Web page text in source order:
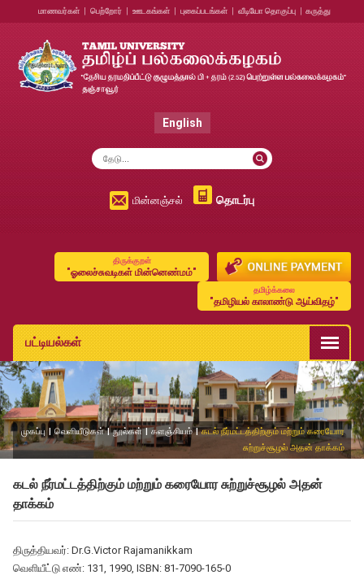
மாணவர்கள் பெற்றோர் ஊடகங்கள் புகைப்படங்கள் வீடியோ தொகுப்பு கருத்து
English
மின்னஞ்சல் தொடர்பு
திருக்குறள்
"ஓலைச்சுவடிகள் மின்னெண்மம்"
தமிழ்க்கலை
"தமிழியல் காலாண்டு ஆய்விதழ்"
பட்டியல்கள்
முகப்பு வெளியீடுகள் | நூல்கள் களஞ்சியம் |கடல் நீர்மட்டத்திற்கும் மற்றும் கரையோர
சுற்றுச்சூழல் அதன் தாக்கம்
கடல் நீர்மட்டத்திற்கும் மற்றும் கரையோர சுற்றுச்சூழல் அதன்
தாக்கம்
திருத்தியவர்: Dr.G.Victor Rajamanikkam
வெளியீட்டு எண்: 131, 1990, ISBN: 81-7090-165-0